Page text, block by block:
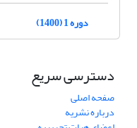
دوره 1 (1400)
دسترسی سریع
صفحه اصلی
درباره نشریه